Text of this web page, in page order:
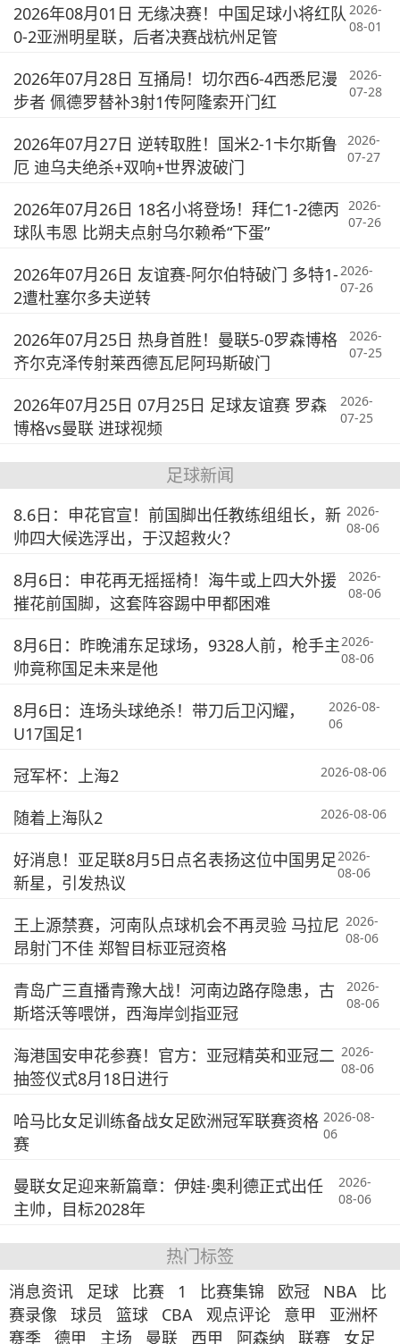
2026年08月01日 无缘决赛！中国足球小将红队
0-2亚洲明星联，后者决赛战杭州足管
2026-
08-01
2026年07月28日 互捅局！切尔西6-4西悉尼漫
步者 佩德罗替补3射1传阿隆索开门红
2026-
07-28
2026年07月27日 逆转取胜！国米2-1卡尔斯鲁
厄 迪乌夫绝杀+双响+世界波破门
2026-
07-27
2026年07月26日 18名小将登场！拜仁1-2德丙
球队韦恩 比朔夫点射乌尔赖希“下蛋”
2026-
07-26
2026年07月26日 友谊赛-阿尔伯特破门 多特1-
2遭杜塞尔多夫逆转
2026-
07-26
2026年07月25日 热身首胜！曼联5-0罗森博格
齐尔克泽传射莱西德瓦尼阿玛斯破门
2026-
07-25
2026年07月25日 07月25日 足球友谊赛 罗森
博格vs曼联 进球视频
2026-
07-25
足球新闻
8.6日：申花官宣！前国脚出任教练组组长，新
帅四大候选浮出，于汉超救火？
2026-
08-06
8月6日：申花再无摇摇椅！海牛或上四大外援
摧花前国脚，这套阵容踢中甲都困难
2026-
08-06
8月6日：昨晚浦东足球场，9328人前，枪手主
帅竟称国足未来是他
2026-
08-06
8月6日：连场头球绝杀！带刀后卫闪耀，
U17国足1
2026-08-
06
冠军杯：上海2 2026-08-06
随着上海队2 2026-08-06
好消息！亚足联8月5日点名表扬这位中国男足
新星，引发热议
2026-
08-06
王上源禁赛，河南队点球机会不再灵验 马拉尼
昂射门不佳 郑智目标亚冠资格
2026-
08-06
青岛广三直播青豫大战！河南边路存隐患，古
斯塔沃等喂饼，西海岸剑指亚冠
2026-
08-06
海港国安申花参赛！官方：亚冠精英和亚冠二
抽签仪式8月18日进行
2026-
08-06
哈马比女足训练备战女足欧洲冠军联赛资格
赛
2026-08-
06
曼联女足迎来新篇章：伊娃·奥利德正式出任
主帅，目标2028年
2026-
08-06
热门标签
消息资讯 足球 比赛 1 比赛集锦 欧冠 NBA
比
赛录像
球员 篮球 CBA 观点评论 意甲
亚洲杯
赛季
德甲 主场 曼联 西甲 阿森纳 联赛 女足